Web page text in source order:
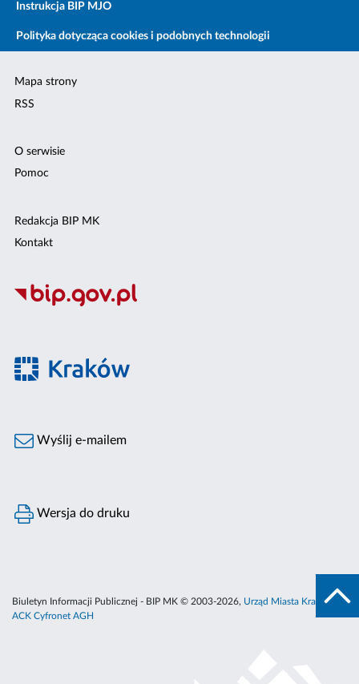
Instrukcja BIP MJO
Polityka dotycząca cookies i podobnych technologii
Mapa strony
RSS
O serwisie
Pomoc
Redakcja BIP MK
Kontakt
Wyślij e-mailem
Wersja do druku
Biuletyn Informacji Publicznej - BIP MK © 2003-2026, Urząd Miasta Krakowa
ACK Cyfronet AGH